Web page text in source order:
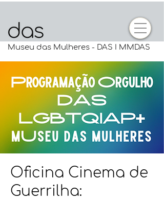
Museu das Mulheres - DAS I MMDAS
Oficina Cinema de
Guerrilha: